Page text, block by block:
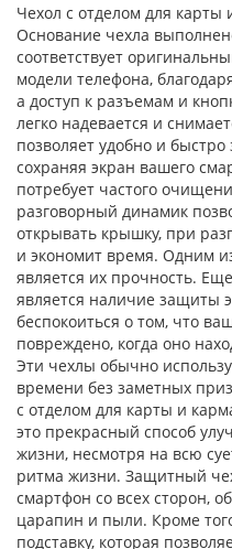
Чехол с отделом для карты
Основание чехла
соответствует
модели телефона,
а доступ к разъемам и
легко надевается и
позволяет удобно и
сохраняя экран вашего
потребует частого
разговорный динамик
открывать крышку, при
и экономит время. Одним
является их прочность.
является наличие защиты
беспокоиться о том, что
повреждено, когда оно
Эти чехлы обычно
времени без заметных
с отделом для карты и
это прекрасный способ
жизни, несмотря на всю
ритма жизни. Защитный
смартфон со всех сторон,
царапин и пыли. Кроме
подставку, которая